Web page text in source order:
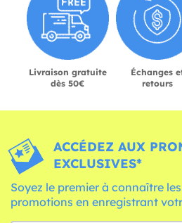
Livraison gratuite
dès 50€
Échanges
retours
ACCÉDEZ AUX
EXCLUSIVES*
Soyez le premier à connaître
promotions en enregistrant